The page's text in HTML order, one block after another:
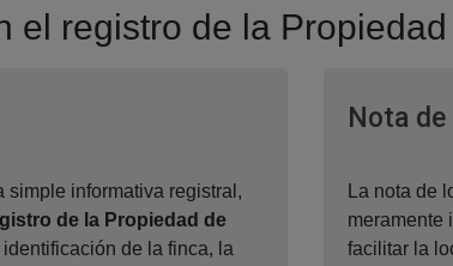
el registro de la
nueva
simple informativa registral,
de la Propiedad de
de la finca, la
Nota
La nota de
meramente
facilitar la